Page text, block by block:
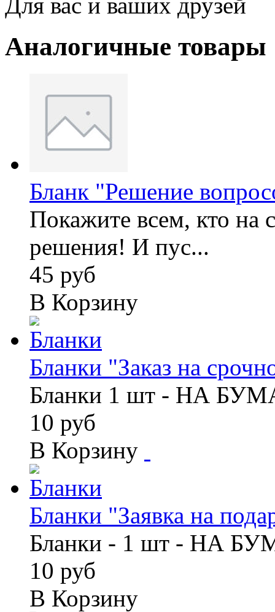
Аналогичные товары
Бланк "Решение
Покажите всем, кто на
решения! И пус...
45 руб
В Корзину
Бланки "Заказ на
Бланки 1 шт - НА
10 руб
В Корзину
Бланки "Заявка на
Бланки - 1 шт - НА
10 руб
В Корзину